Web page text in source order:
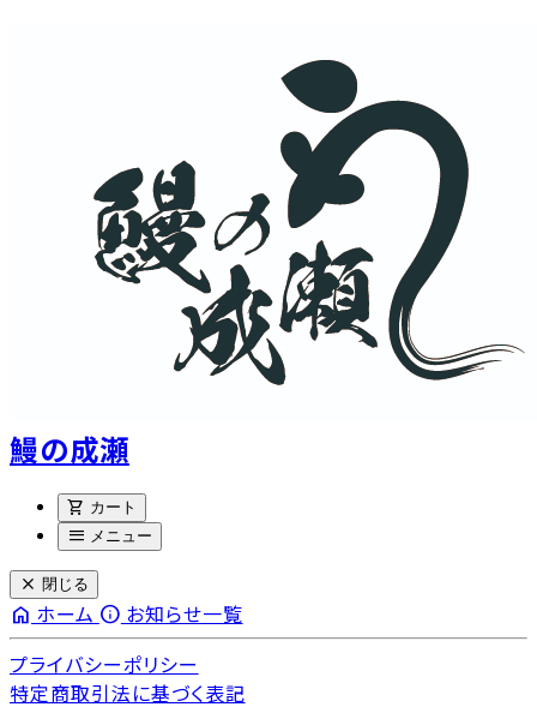
鰻の成瀬
shopping_cart カート
menu メニュー
close 閉じる
home ホーム info お知らせ一覧
プライバシーポリシー
特定商取引法に基づく表記